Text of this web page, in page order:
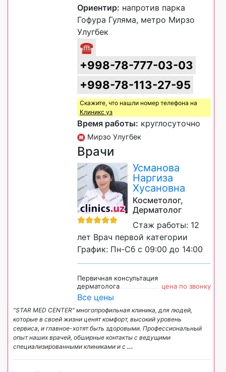
Ориентир: напротив парка
Гофура Гуляма, метро Мирзо
Улугбек
☎
+998-78-777-03-03
+998-78-113-27-95
Скажите, что нашли номер телефона на
Клиникс уз
Время работы: круглосуточно
Мирзо Улугбек
Врачи
Усманова
Наргиза
Хусановна
Косметолог,
Дерматолог
Стаж работы: 12
лет Врач первой категории
График: Пн-Сб с 09:00 до 14:00
Первичная консультация
дерматолога
цена по звонку
Все цены
"STAR MED CENTER" многопрофильная клиника, для людей,
которые в своей жизни ценят комфорт, высокий уровень
сервиса, и главное-хотят быть здоровыми. Профессиональный
опыт наших врачей, обширные контакты с ведущими
специализированными клиниками и с ...